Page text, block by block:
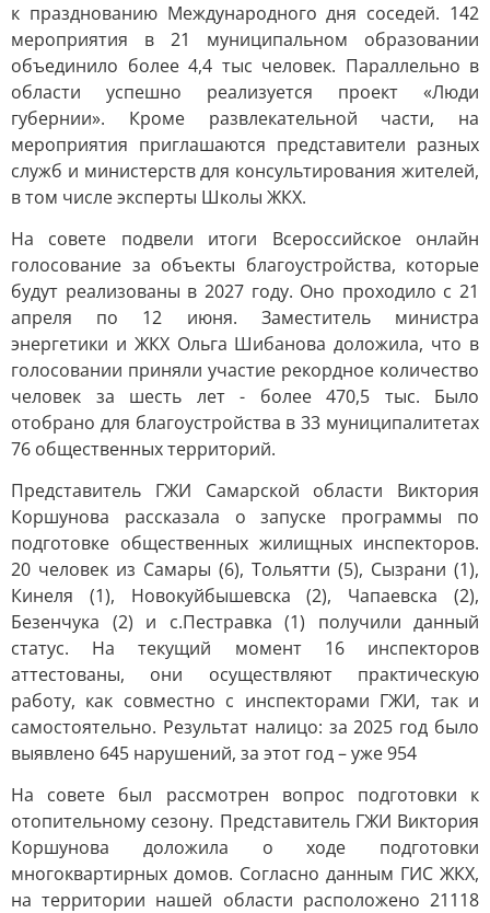
к празднованию Международного дня соседей. 142
мероприятия в 21 муниципальном образовании
объединило более 4,4 тыс человек. Параллельно в
области успешно реализуется проект «Люди
губернии». Кроме развлекательной части, на
мероприятия приглашаются представители разных
служб и министерств для консультирования жителей,
в том числе эксперты Школы ЖКХ.
На совете подвели итоги Всероссийское онлайн
голосование за объекты благоустройства, которые
будут реализованы в 2027 году. Оно проходило с 21
апреля по 12 июня. Заместитель министра
энергетики и ЖКХ Ольга Шибанова доложила, что в
голосовании приняли участие рекордное количество
человек за шесть лет - более 470,5 тыс. Было
отобрано для благоустройства в 33 муниципалитетах
76 общественных территорий.
Представитель ГЖИ Самарской области Виктория
Коршунова рассказала о запуске программы по
подготовке общественных жилищных инспекторов.
20 человек из Самары (6), Тольятти (5), Сызрани (1),
Кинеля (1), Новокуйбышевска (2), Чапаевска (2),
Безенчука (2) и с.Пестравка (1) получили данный
статус. На текущий момент 16 инспекторов
аттестованы, они осуществляют практическую
работу, как совместно с инспекторами ГЖИ, так и
самостоятельно. Результат налицо: за 2025 год было
выявлено 645 нарушений, за этот год – уже 954
На совете был рассмотрен вопрос подготовки к
отопительному сезону. Представитель ГЖИ Виктория
Коршунова доложила о ходе подготовки
многоквартирных домов. Согласно данным ГИС ЖКХ,
на территории нашей области расположено 21118